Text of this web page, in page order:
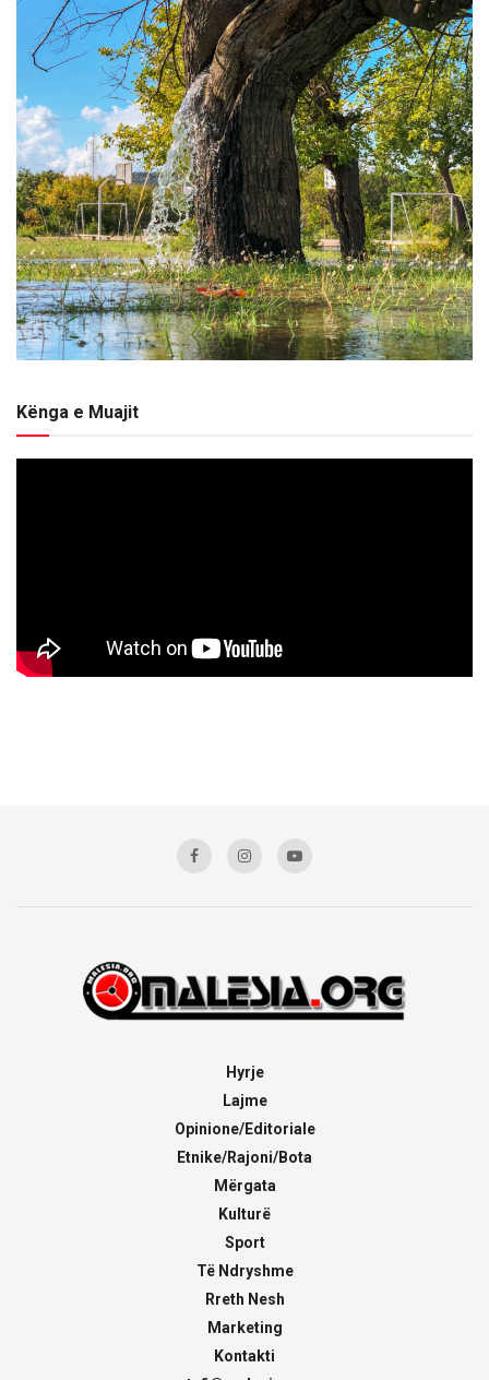
Kënga e Muajit
Hyrje
Lajme
Opinione/Editoriale
Etnike/Rajoni/Bota
Mërgata
Kulturë
Sport
Të Ndryshme
Rreth Nesh
Marketing
Kontakti